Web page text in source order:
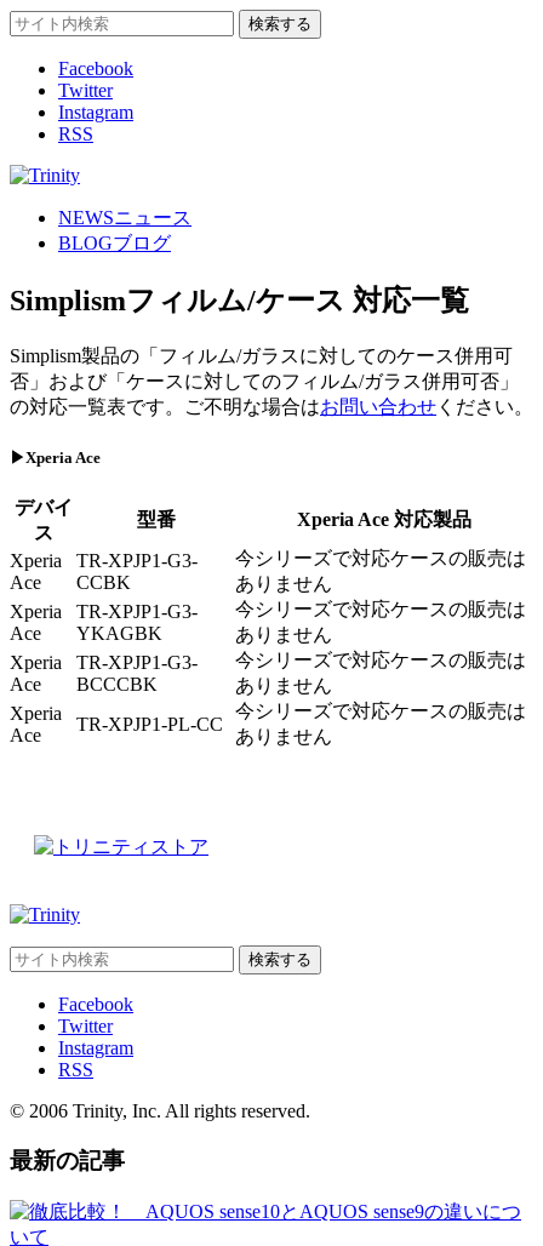
Facebook
Twitter
Instagram
RSS
NEWSニュース
BLOGブログ
Simplismフィルム/ケース 対応一覧
Simplism製品の「フィルム/ガラスに対してのケース併用可
否」および「ケースに対してのフィルム/ガラス併用可否」
の対応一覧表です。ご不明な場合はお問い合わせ ください。
▶Xperia Ace
デバイ
ス
型番
Xperia Ace 対応製品
Xperia
Ace
TR-XPJP1-G3-
CCBK
今シリーズで対応ケースの販売は
ありません
Xperia
Ace
TR-XPJP1-G3-
YKAGBK
今シリーズで対応ケースの販売は
ありません
Xperia
Ace
TR-XPJP1-G3-
BCCCBK
今シリーズで対応ケースの販売は
ありません
Xperia
Ace
TR-XPJP1-PL-CC
今シリーズで対応ケースの販売は
ありません
Facebook
Twitter
Instagram
RSS
© 2006 Trinity, Inc. All rights reserved.
最新の記事